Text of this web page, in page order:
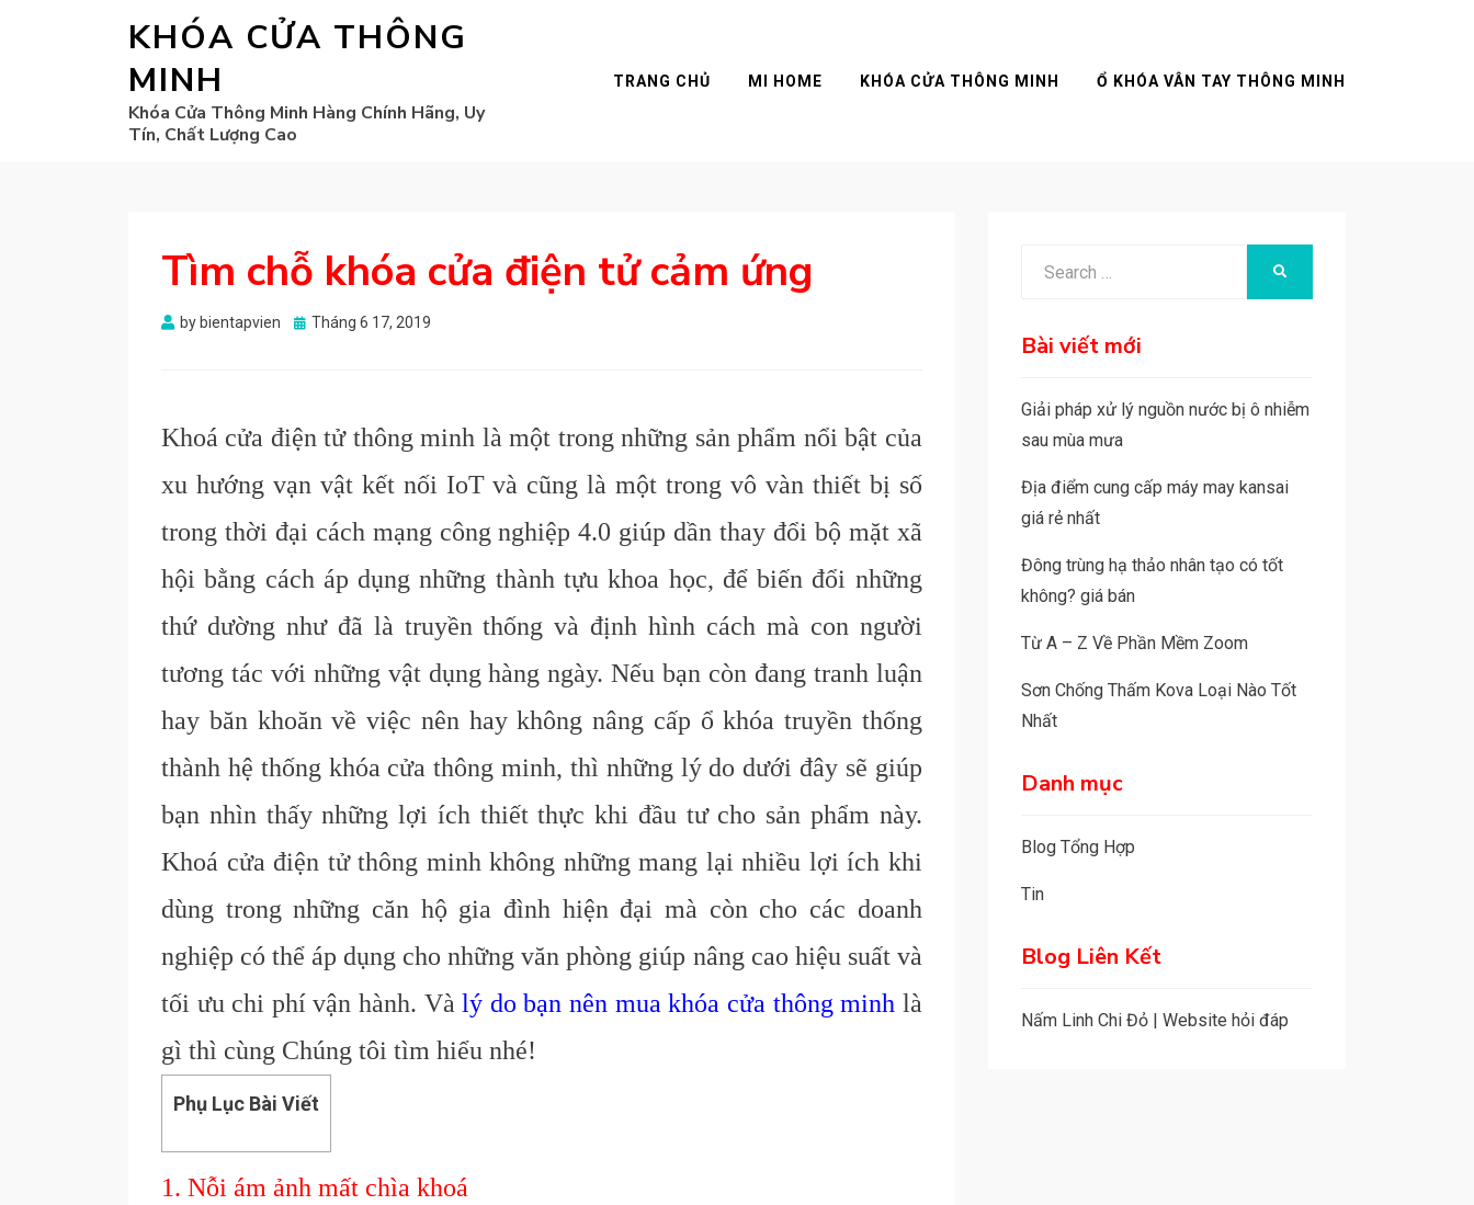
KHÓA CỬA THÔNG
MINH
Khóa Cửa Thông Minh Hàng Chính Hãng, Uy
Tín, Chất Lượng Cao
TRANG CHỦ MI HOME KHÓA CỬA THÔNG MINH Ổ KHÓA VÂN TAY THÔNG MINH
Tìm chỗ khóa cửa điện tử cảm ứng
by bientapvien
Posted
Tháng 6 17, 2019
Khoá cửa điện tử thông minh là một trong những sản phẩm nổi bật của
xu hướng vạn vật kết nối IoT và cũng là một trong vô vàn thiết bị số
trong thời đại cách mạng công nghiệp 4.0 giúp dần thay đổi bộ mặt xã
hội bằng cách áp dụng những thành tựu khoa học, để biến đổi những
thứ dường như đã là truyền thống và định hình cách mà con người
tương tác với những vật dụng hàng ngày. Nếu bạn còn đang tranh luận
hay băn khoăn về việc nên hay không nâng cấp ổ khóa truyền thống
thành hệ thống khóa cửa thông minh, thì những lý do dưới đây sẽ giúp
bạn nhìn thấy những lợi ích thiết thực khi đầu tư cho sản phẩm này.
Khoá cửa điện tử thông minh không những mang lại nhiều lợi ích khi
dùng trong những căn hộ gia đình hiện đại mà còn cho các doanh
nghiệp có thể áp dụng cho những văn phòng giúp nâng cao hiệu suất và
tối ưu chi phí vận hành. Vàlý do bạn nên mua khóa cửa thông minh là
gì thì cùng Chúng tôi tìm hiểu nhé!
Phụ Lục Bài Viết
1. Nỗi ám ảnh mất chìa khoá
Bài viết mới
Giải pháp xử lý nguồn nước bị ô nhiễm
sau mùa mưa
Địa điểm cung cấp máy may kansai
giá rẻ nhất
Đông trùng hạ thảo nhân tạo có tốt
không? giá bán
Từ A – Z Về Phần Mềm Zoom
Sơn Chống Thấm Kova Loại Nào Tốt
Nhất
Danh mục
Blog Tổng Hợp
Tin
Blog Liên Kết
Nấm Linh Chi Đỏ| Website hỏi đáp